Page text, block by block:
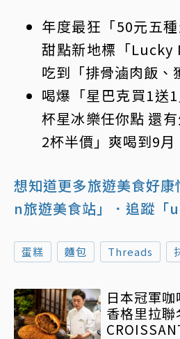
年度最狂「50元五
甜點新地標「Lucky
吃到「排骨滷肉飯、
喝爆「星巴克買1送
杯星冰樂任你點 還
2杯半價」爽喝到9月
想知道更多旅遊美食好
n旅遊美食站」
．追蹤「
蛋糕 麵包 Threads
日本冠軍咖
香格里拉